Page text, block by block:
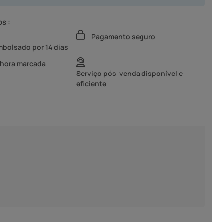
:
por 14 dias
Pagamento seguro
marcada
Serviço pós-venda disponível e
eficiente